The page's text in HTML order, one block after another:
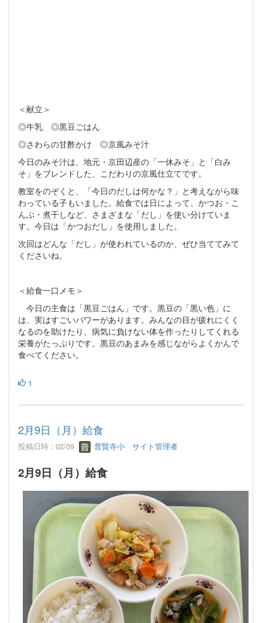
＜献立＞
◎牛乳 ◎黒豆ごはん
◎さわらの甘酢かけ ◎京風みそ汁
今日のみそ汁は、地元・京田辺産の「一休みそ」と「白み
そ」をブレンドした、こだわりの京風仕立てです。
教室をのぞくと、「今日のだしは何かな？」と考えながら味
わっている子もいました。給食では日によって、かつお・こ
んぶ・煮干しなど、さまざまな「だし」を使い分けていま
す。今日は「かつおだし」を使用しました。
次回はどんな「だし」が使われているのか、ぜひ当ててみて
くださいね。
＜給食一口メモ＞
今日の主食は「黒豆ごはん」です。黒豆の「黒い色」に
は、実はすごいパワーがあります。みんなの目が疲れにくく
なるのを助けたり、病気に負けない体を作ったりしてくれる
栄養がたっぷりです。黒豆のあまみを感じながらよくかんで
食べてください。
1
2月9日（月）給食
投稿日時 : 02/09 普賢寺小 サイト管理者
2月9日（月）給食